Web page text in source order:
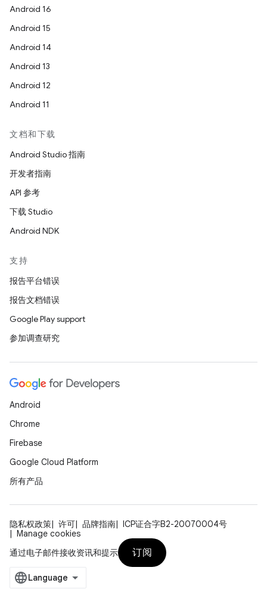
Android 16
Android 15
Android 14
Android 13
Android 12
Android 11
文档和下载
Android Studio 指南
开发者指南
API 参考
下载 Studio
Android NDK
支持
报告平台错误
报告文档错误
Google Play support
参加调查研究
Android
Chrome
Firebase
Google Cloud Platform
所有产品
隐私权政策 许可 品牌指南
ICP证合字B2-20070004号
Manage cookies
通过电子邮件接收资讯和提示
订阅